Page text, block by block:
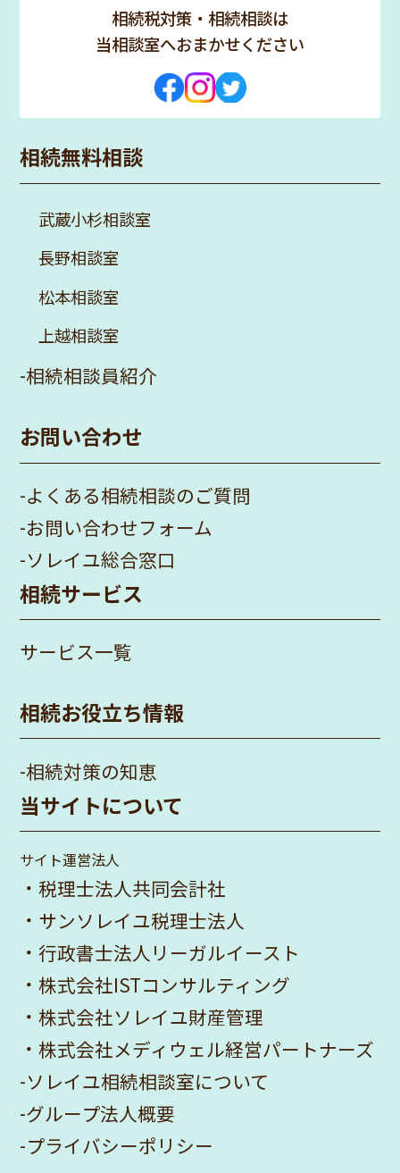
相続税対策・相続相談は
当相談室へおまかせください
相続無料相談
武蔵小杉相談室
長野相談室
松本相談室
上越相談室
-相続相談員紹介
お問い合わせ
-よくある相続相談のご質問
-お問い合わせフォーム
-ソレイユ総合窓口
相続サービス
サービス一覧
相続お役立ち情報
-相続対策の知恵
当サイトについて
サイト運営法人
・税理士法人共同会計社
・ サンソレイユ税理士法人
・行政書士法人リーガルイースト
・株式会社ISTコンサルティング
・株式会社ソレイユ財産管理
・株式会社メディウェル経営パートナーズ
-ソレイユ相続相談室について
-グループ法人概要
-プライバシーポリシー